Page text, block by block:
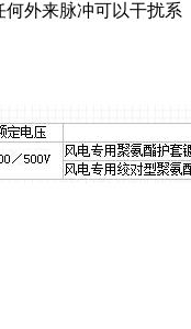
外来脉冲可以干扰系